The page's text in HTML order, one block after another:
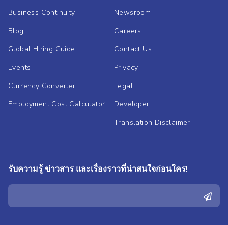
Business Continuity
Blog
Global Hiring Guide
Events
Currency Converter
Employment Cost Calculator
Newsroom
Careers
Contact Us
Privacy
Legal
Developer
Translation Disclaimer
รับความรู้ ข่าวสาร และเรื่องราวที่น่าสนใจก่อนใคร!